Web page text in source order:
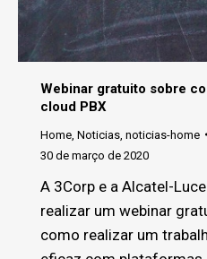
Webinar gratuito sobre
cloud PBX
Home Noticias noticias-home
30 de março de 2020
A 3Corp e a Alcatel-
realizar um webinar
como realizar um